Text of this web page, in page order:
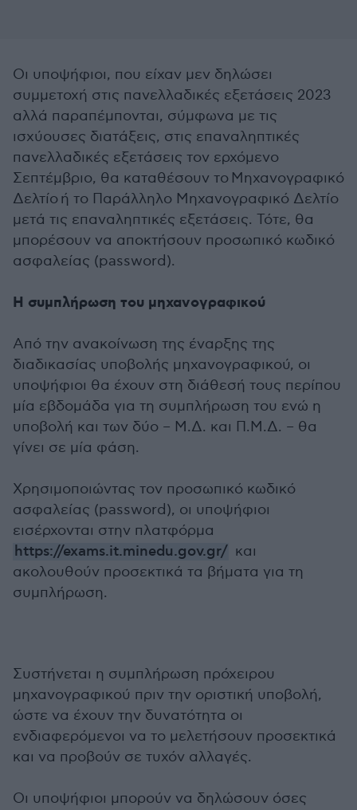
Οι υποψήφιοι, που είχαν μεν δηλώσει
συμμετοχή στις πανελλαδικές εξετάσεις 2023
αλλά παραπέμπονται, σύμφωνα με τις
ισχύουσες διατάξεις, στις επαναληπτικές
πανελλαδικές εξετάσεις τον ερχόμενο
Σεπτέμβριο, θα καταθέσουν το Μηχανογραφικό
Δελτίο ή το Παράλληλο Μηχανογραφικό Δελτίο
μετά τις επαναληπτικές εξετάσεις. Τότε, θα
μπορέσουν να αποκτήσουν προσωπικό κωδικό
ασφαλείας (password).
Η συμπλήρωση του μηχανογραφικού
Από την ανακοίνωση της έναρξης της
διαδικασίας υποβολής μηχανογραφικού, οι
υποψήφιοι θα έχουν στη διάθεσή τους περίπου
μία εβδομάδα για τη συμπλήρωση του ενώ η
υποβολή και των δύο – Μ.Δ. και Π.Μ.Δ. – θα
γίνει σε μία φάση.
Χρησιμοποιώντας τον προσωπικό κωδικό
ασφαλείας (password), οι υποψήφιοι
εισέρχονται στην πλατφόρμα
https://exams.it.minedu.gov.gr/ και
ακολουθούν προσεκτικά τα βήματα για τη
συμπλήρωση.
Συστήνεται η συμπλήρωση πρόχειρου
μηχανογραφικού πριν την οριστική υποβολή,
ώστε να έχουν την δυνατότητα οι
ενδιαφερόμενοι να το μελετήσουν προσεκτικά
και να προβούν σε τυχόν αλλαγές.
Οι υποψήφιοι μπορούν να δηλώσουν όσες